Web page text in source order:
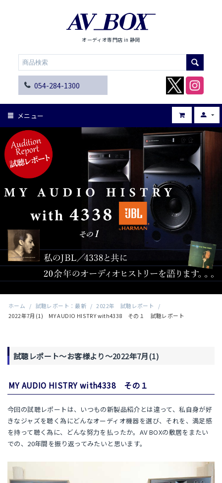
オーディオ専門店 in 静岡
054-284-1300
メニュー
ホーム / 試聴レポート：最新 / 2022年 試聴レポート
/
2022年7月(1) MY AUDIO HISTRY with4338 その１ 試聴レポート
試聴レポート～お客様より～2022年7月(1)
MY AUDIO HISTRY with4338 その１
今回の試聴レポートは、いつもの新製品紹介とは違って、私自身が好
きなジャズを聴く為にどんなオーディオ機器を選び、それを、満足感
を持って聴く為に、どんな努力を払ったか。AV BOXの敷居をまたい
での、20年間を振り返ってみたいと思います。